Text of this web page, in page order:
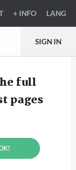
+ INFO LANG
SIGN IN
full
pages